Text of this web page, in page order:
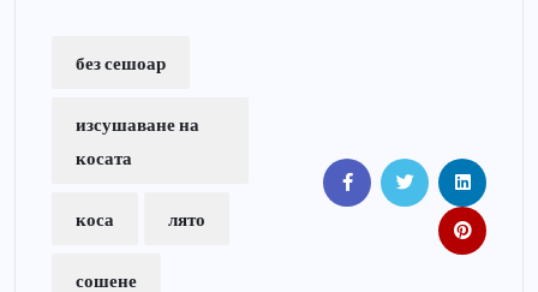
без сешоар
изсушаване на
косата
коса лято
сошене